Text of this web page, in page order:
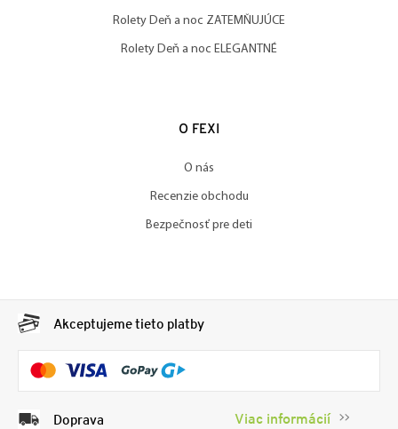
Rolety Deň a noc ZATEMŇUJÚCE
Rolety Deň a noc ELEGANTNÉ
O FEXI
O nás
Recenzie obchodu
Bezpečnosť pre deti
Akceptujeme tieto platby
Doprava Viac informácií